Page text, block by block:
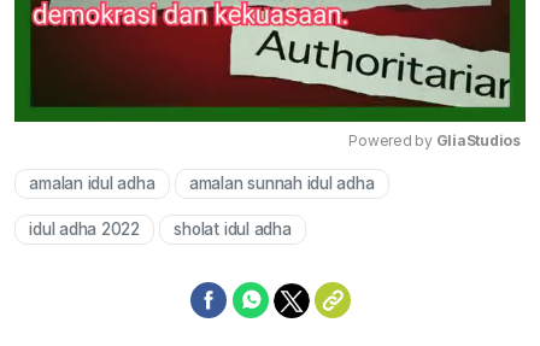
Powered by GliaStudios
amalan idul adha amalan sunnah idul adha
idul adha 2022 sholat idul adha